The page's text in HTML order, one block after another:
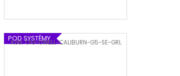
POD SYSTÉMY
Kód:CIG-UWELL-CALIBURN-G5-SE-GRL